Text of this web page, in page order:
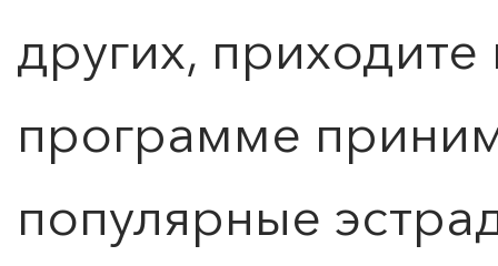
других,
программе
популярные